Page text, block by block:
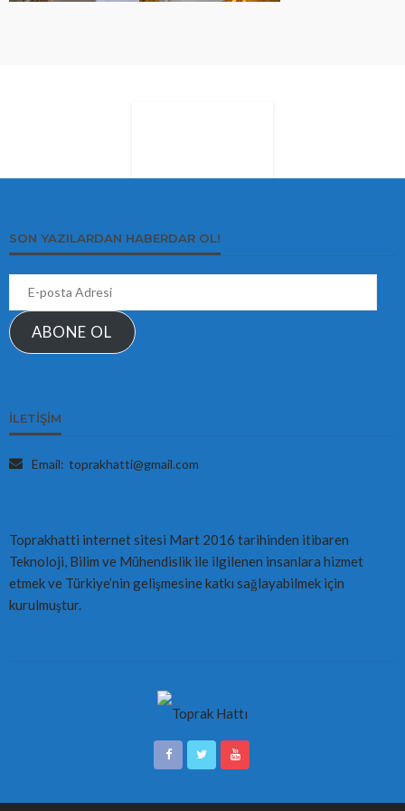
SON YAZILARDAN HABERDAR OL!
AdresiABONE OL
İLETIŞIM
Email: toprakhatti@gmail.com
Toprakhatti internet sitesi Mart 2016 tarihinden itibaren
Teknoloji, Bilim ve Mühendislik ile ilgilenen insanlara hizmet
etmek ve Türkiye’nin gelişmesine katkı sağlayabilmek için
kurulmuştur.